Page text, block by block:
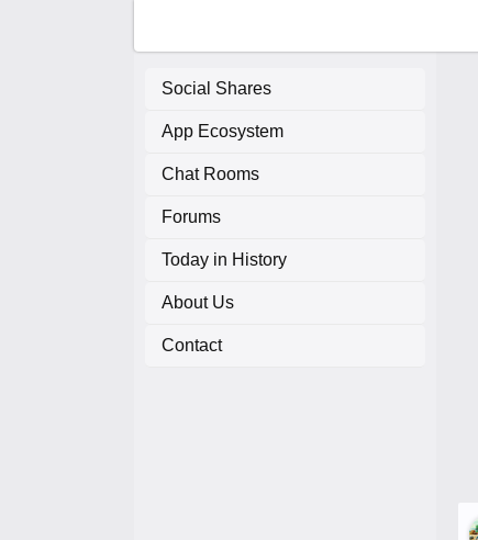
Social Shares
App Ecosystem
Chat Rooms
Forums
Today in History
About Us
Contact